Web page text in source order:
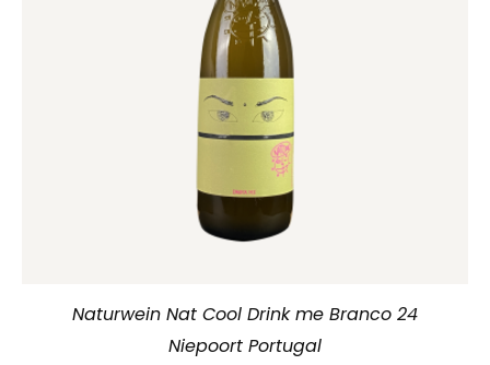
Naturwein Nat Cool Drink me Branco 24
Niepoort Portugal